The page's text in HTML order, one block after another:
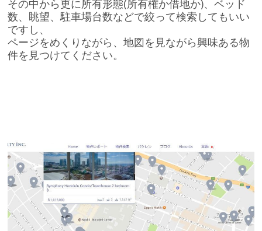
その中から更に所有形態(所有権か借地か)、ベッド
数、眺望、駐車場台数などで絞って検索してもいい
ですし、
ページをめくりながら、地図を見ながら興味ある物
件を見つけてください。